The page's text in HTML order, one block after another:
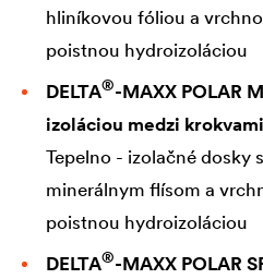
hliníkovou fóliou a
poistnou hydroizoláciou
DELTA®-MAXX POLAR
izoláciou medzi
Tepelno - izolačné dosky
minerálnym flísom a
poistnou hydroizoláciou
DELTA®-MAXX POLAR